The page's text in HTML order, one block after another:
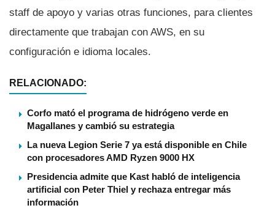
staff de apoyo y varias otras funciones, para clientes
directamente que trabajan con AWS, en su
configuración e idioma locales.
RELACIONADO:
Corfo mató el programa de hidrógeno verde en
Magallanes y cambió su estrategia
La nueva Legion Serie 7 ya está disponible en Chile
con procesadores AMD Ryzen 9000 HX
Presidencia admite que Kast habló de inteligencia
artificial con Peter Thiel y rechaza entregar más
información